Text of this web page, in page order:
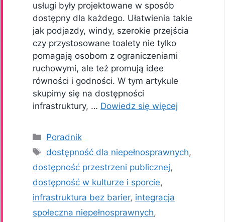
usługi były projektowane w sposób
dostępny dla każdego. Ułatwienia takie
jak podjazdy, windy, szerokie przejścia
czy przystosowane toalety nie tylko
pomagają osobom z ograniczeniami
ruchowymi, ale też promują idee
równości i godności. W tym artykule
skupimy się na dostępności
infrastruktury, … Dowiedz się więcej
Kategorie
Poradnik
Tagi
dostępność dla niepełnosprawnych,
dostępność przestrzeni publicznej,
dostępność w kulturze i sporcie,
infrastruktura bez barier, integracja
społeczna niepełnosprawnych,